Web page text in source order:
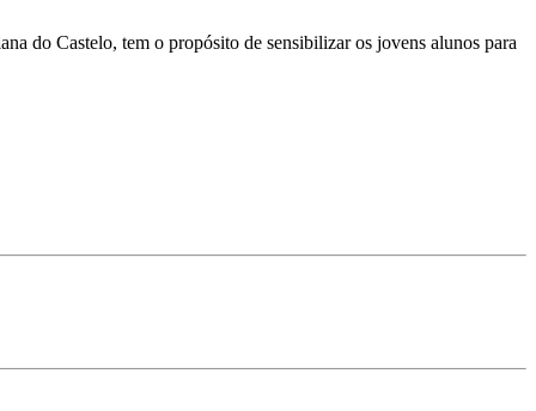
do Castelo, tem o propósito de sensibilizar os jovens alunos para